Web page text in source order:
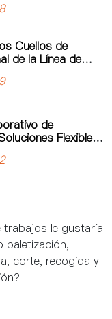
Cuellos de
de la Línea de
de
de
Flexibles
trabajos le gustaría
paletización,
corte, recogida y